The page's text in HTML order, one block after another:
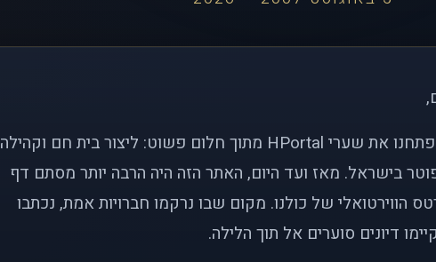
לפני כמעט שני עשורים, פתחנו את שערי HPortal מתוך חלום פשוט: ליצור בית חם וקהילה
בישראל. מאז ועד היום, האתר הזה היה הרבה יותר מסתם דף
הווירטואלי של כולנו. מקום שבו נרקמו חברויות אמת, נכתבו
דיונים סוערים אל תוך הלילה.